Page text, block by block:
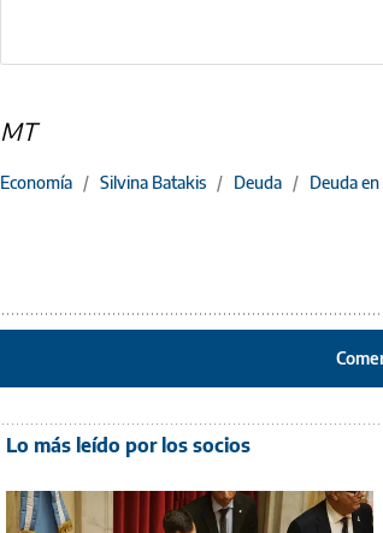
MT
Economía / Silvina Batakis / Deuda / Deuda en
Lo más leído por los socios